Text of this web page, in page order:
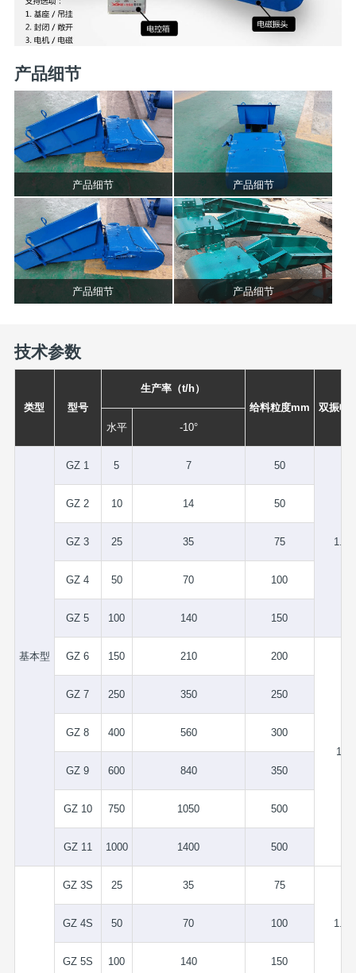
产品细节
产品细节 产品细节
产品细节 产品细节
技术参数
类型 型号
生产率（t/h）
给料粒度mm
双振幅
水平
-10°
基本型
GZ 1 5 7 50
1.75
GZ 2 10 14 50
GZ 3 25 35 75
GZ 4 50 70 100
GZ 5 100 140 150
GZ 6 150 210 200
1.5
GZ 7 250 350 250
GZ 8 400 560 300
GZ 9 600 840 350
GZ 10 750 1050 500
GZ 11 1000 1400 500
GZ 3S 25 35 75
1.75
GZ 4S 50 70 100
GZ 5S 100 140 150